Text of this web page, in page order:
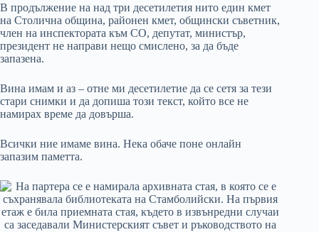
В продължение на над три десетилетия нито един кмет
на Столична община, районен кмет, общински съветник,
член на инспектората към СО, депутат, министър,
президент не направи нещо смислено, за да бъде
запазена.
Вина имам и аз – отне ми десетилетие да се сетя за тези
стари снимки и да допиша този текст, който все не
намирах време да довърша.
Всички ние имаме вина. Нека обаче поне онлайн
запазим паметта.